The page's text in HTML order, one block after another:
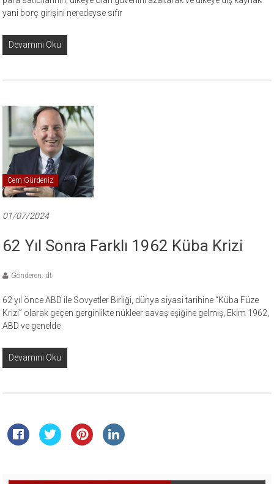
yani borç girişini neredeyse sıfır
Devamını Oku
Cem Gürdeniz
01/07/2024
62 Yıl Sonra Farklı 1962 Küba Krizi
Gönderen: dt
62 yıl önce ABD ile Sovyetler Birliği, dünya siyasi tarihine “Küba Füze
Krizi” olarak geçen gerginlikte nükleer savaş eşiğine gelmiş, Ekim 1962,
ABD ve genelde
Devamını Oku